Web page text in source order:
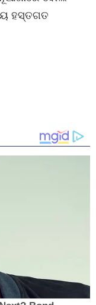
ହସ୍ତଗତ